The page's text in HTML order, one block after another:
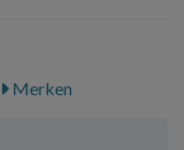
Merken